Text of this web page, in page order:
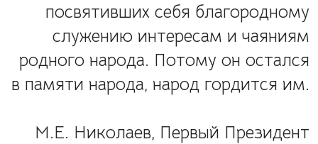
посвятивших себя благородному
служению интересам и чаяниям
родного народа. Потому он остался
в памяти народа, народ гордится им.
М.Е. Николаев, Первый Президент